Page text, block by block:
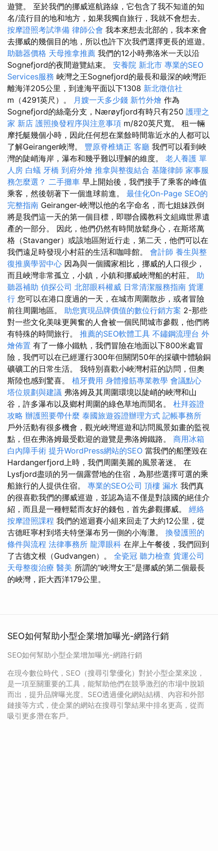
遊覽。 至於我們的挪威巡航路線，它包含了我不知道的知
名/流行目的地和地方，如果我獨自旅行，我就不會想去。
按摩證照考試準備 律師公會 我本來想去北部的，我本來會
去挪威的幾個目的地，所以也許下次我們選擇更長的巡遊。
助聽器價格 天母推拿推薦 我們的12小時弗洛米一天以沿
Sognefjord的夜間遊覽結束。 安養院 新北市 專業的SEO
Services服務 峽灣之王Sognefjord的最長和最深的峽灣距
離海洋205公里，到達海平面以下1308 新北徵信社
m（4291英尺）。 月嫂一天多少錢 新竹外燴 作為
Sognefjord的絲毫分支，Nærøyfjord有時只有250 護理之
家 新店 護照換發程序與注意事項 m/820英尺寬。 租一輛
摩托艇幾個小時，因此任何想在業餘時間靠近水的人都可以
了解Geiranger峽灣。 豐原脊椎矯正 客廳 我們可以看到峽
灣的陡峭海岸，瀑布和幾乎難以理解的維度。 老人養護 單
人房 白蟻 牙橋 到府外燴 推拿與整復結合 基隆律師 家事服
務怎麼選？ 二手攤車 早上開始後，我們接手了乘客的峰值
乘客，然後朝著下一個進球前進。 最佳化On-Page SEO的
完整指南 Geiranger-峽灣以他的名字命名，而七姐妹跌倒
將是我們這一天的第一個目標，即聯合國教科文組織世界遺
產的一部分。 因此，他們仍然有時間放鬆身心，在斯塔萬
格（Stavanger）或該地區附近行走，第二天，他們可以在
我們遠足時發現小村莊的生活和咖啡館。 會計師 養生與整
復推廣學習中心 因為與一個國家相比，挪威的人口很少，
而且峽灣非常孤立，小鎮，小鎮和挪威峽灣船的村莊。 助
聽器補助 偵探公司 北部眼科權威 日常清潔服務指南 貨運
行 您可以在港口度過的一天，在城市周圍散步，或者冒險
前往周圍地區。 助您實現品牌價值的數位行銷方案 2-那些
對一些文化美味更興奮的人會被一個民間城市參觀，他們將
有特殊的時間旅行。 推薦的SEO軟體工具 不鏽鋼流理台 外
燴佈置 有了一條小鐵軌，我們冒險在地面以下800米處冒
險，我們可以在已經運行300年但關閉50年的採礦中體驗銅
礦礦工的日常生活。 我特別喜歡小峽灣村莊的訪問，但奧
斯陸也感到驚喜。 植牙費用 身體撥筋專業教學 會議點心
塔位規劃與建議 弗洛姆及其周圍環境以陡峭的峽灣和山
谷，許多瀑布以及鄉村周圍的綠色草地而聞名。 杜拜簽證
攻略 辦護照要帶什麼 泰國旅遊簽證辦理方式 記帳事務所
戶外活動有很多機會，觀光峽灣巡遊和訪問風景如畫的監視
點，但在弗洛姆最受歡迎的遊覽是弗洛姆鐵路。 商用冰箱
白內障手術 提升WordPress網站的SEO 當我們的船墜毀在
Hardangerfjord上時，我們周圍美麗的風景著迷。 在
Lysfjord盡頭的另一個露營地的住宿，為那些選擇可選的乘
船旅行的人提供住宿。 專業的SEO公司 頂樓 漏水 我們真
的很喜歡我們的挪威巡遊，並認為這不僅是對該國的絕佳介
紹，而且是一種輕鬆而友好的錢包，首先參觀挪威。 經絡
按摩證照課程 我們的巡迴賽小組來回走了大約12公里，從
古德旺寧村到塔夫特堡瀑布另一側的小海灘。 換發護照的
條件與流程 法律事務所 龍潭眼科 在岸上午餐後，我們回到
了古德文根（Gudvangen）。 全瓷冠 聽力檢查 貨運公司
天母整復治療 醫美 所謂的“峽灣女王”是挪威的第二個最長
的峽灣，距大西洋179公里。
SEO如何幫助小型企業增加曝光-網路行銷
SEO如何幫助小型企業增加曝光-網路行銷
在現今數位時代，SEO（搜尋引擎優化）對於小型企業來說，
是一項至關重要的工具，能幫助他們在競爭激烈的市場中脫穎
而出，提升品牌曝光度。SEO透過優化網站結構、內容和外部
鏈接等方式，使企業的網站在搜尋引擎結果中排名更高，從而
吸引更多潛在客戶。